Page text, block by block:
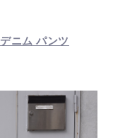
ニム パンツ